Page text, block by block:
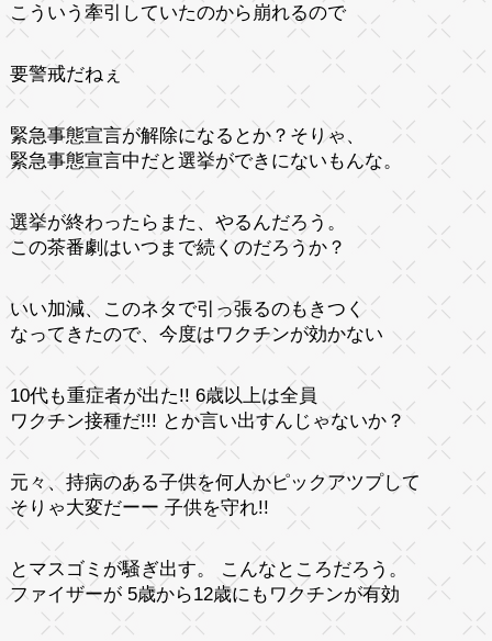
こういう牽引していたのから崩れるので
要警戒だねぇ
緊急事態宣言が解除になるとか？そりゃ、
緊急事態宣言中だと選挙ができにないもんな。
選挙が終わったらまた、やるんだろう。
この茶番劇はいつまで続くのだろうか？
いい加減、このネタで引っ張るのもきつく
なってきたので、今度はワクチンが効かない
10代も重症者が出た!! 6歳以上は全員
ワクチン接種だ!!! とか言い出すんじゃないか？
元々、持病のある子供を何人かピックアツプして
そりゃ大変だーー 子供を守れ!!
とマスゴミが騒ぎ出す。 こんなところだろう。
ファイザーが 5歳から12歳にもワクチンが有効